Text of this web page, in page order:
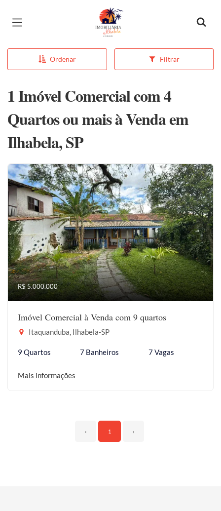
Página inicial
Ordenar Filtrar
1 Imóvel Comercial com 4
Quartos ou mais à Venda em
Ilhabela, SP
R$ 5.000.000
Imóvel Comercial à Venda com 9 quartos
Itaquanduba, Ilhabela-SP
9 Quartos 7 Banheiros 7 Vagas
Mais informações
‹ 1 ›